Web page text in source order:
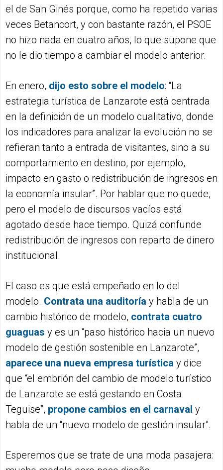
el de San Ginés porque, como ha repetido varias
veces Betancort, y con bastante razón, el PSOE
no hizo nada en cuatro años, lo que supone que
no le dio tiempo a cambiar el modelo anterior.
En enero, dijo esto sobre el modelo: “La
estrategia turística de Lanzarote está centrada
en la definición de un modelo cualitativo, donde
los indicadores para analizar la evolución no se
refieran tanto a entrada de visitantes, sino a su
comportamiento en destino, por ejemplo,
impacto en gasto o redistribución de ingresos en
la economía insular”. Por hablar que no quede,
pero el modelo de discursos vacíos está
agotado desde hace tiempo. Quizá confunde
redistribución de ingresos con reparto de dinero
institucional.
El caso es que está empeñado en lo del
modelo. Contrata una auditoría y habla de un
cambio histórico de modelo, contrata cuatro
guaguas y es un “paso histórico hacia un nuevo
modelo de gestión sostenible en Lanzarote”,
aparece una nueva empresa turística y dice
que “el embrión del cambio de modelo turístico
de Lanzarote se está gestando en Costa
Teguise”, propone cambios en el carnaval y
habla de un “nuevo modelo de gestión insular”.
Esperemos que se trate de una moda pasajera: